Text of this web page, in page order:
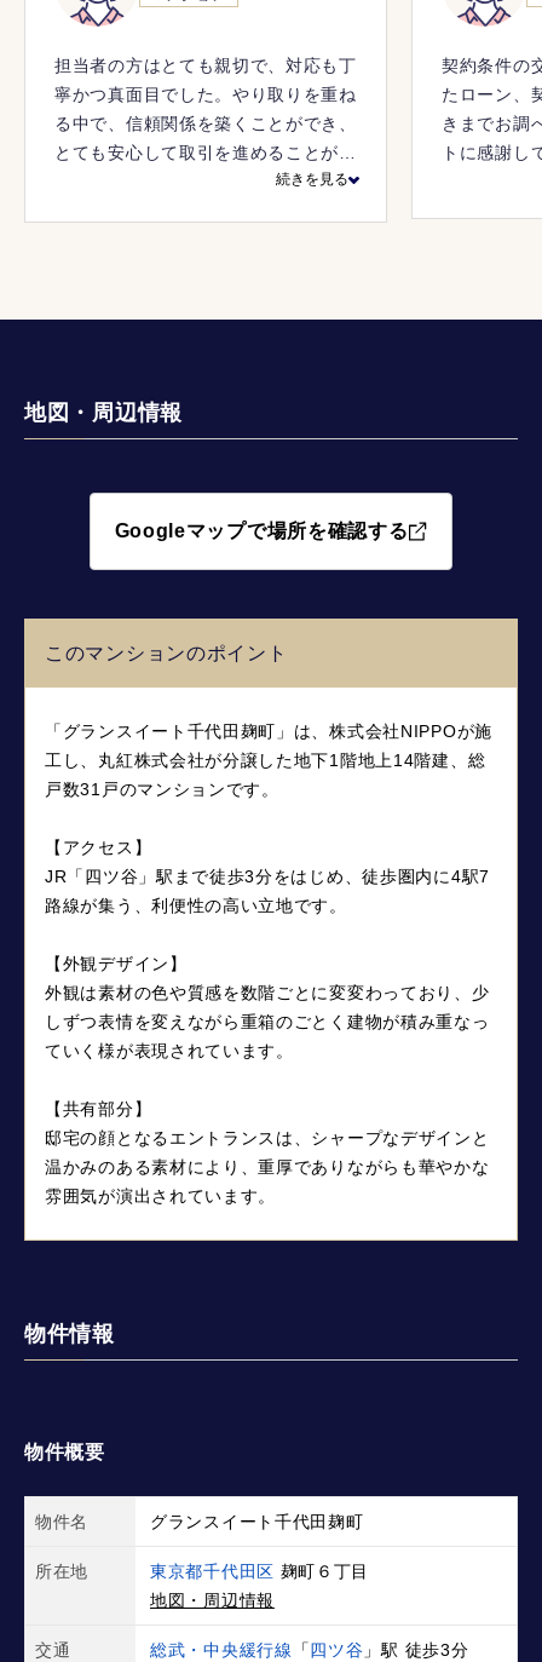
担当者の方はとても親切で、対応も丁
寧かつ真面目でした。やり取りを重ね
る中で、信頼関係を築くことができ、
とても安心して取引を進めることがで
続きを見る
契約条件の
たローン、
きまでお調
トに感謝し
地図・周辺情報
Googleマップで場所を確認する
このマンションのポイント
「グランスイート千代田麹町」は、株式会社NIPPOが施
工し、丸紅株式会社が分譲した地下1階地上14階建、総
戸数31戸のマンションです。
【アクセス】
JR「四ツ谷」駅まで徒歩3分をはじめ、徒歩圏内に4駅7
路線が集う、利便性の高い立地です。
【外観デザイン】
外観は素材の色や質感を数階ごとに変変わっており、少
しずつ表情を変えながら重箱のごとく建物が積み重なっ
ていく様が表現されています。
【共有部分】
邸宅の顔となるエントランスは、シャープなデザインと
温かみのある素材により、重厚でありながらも華やかな
雰囲気が演出されています。
物件情報
物件概要
物件名 グランスイート千代田麹町
所在地 東京都千代田区 麹町６丁目
地図・周辺情報
交通 総武・中央緩行線 「四ツ谷 」駅 徒歩3分